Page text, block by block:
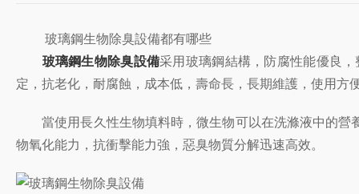
玻璃鋼生物除臭設備都有哪些
玻璃鋼生物除臭設備采用玻璃鋼結構，防腐性能優良
定，抗老化，耐腐蝕，成本低，壽命長，長期維護，使用方
當使用長久性生物填料時，微生物可以在洗滌液中的營
物氧化能力，抗衝擊能力強，惡臭物質分解迅速高效。